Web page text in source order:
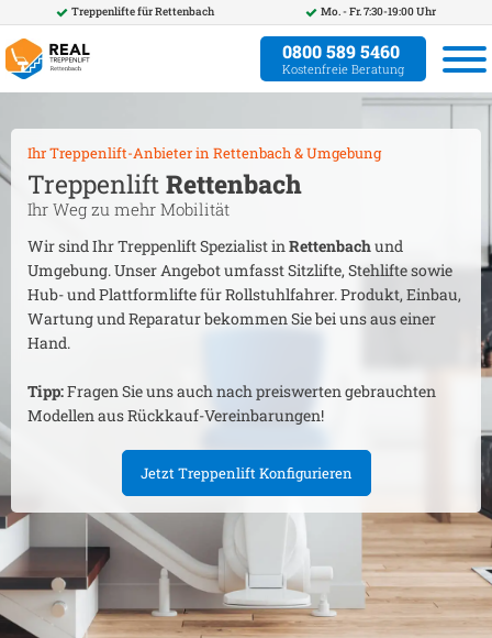
Treppenlifte fürRettenbach Mo. - Fr. 7:30-19:00 Uhr
0800 589 5460
Kostenfreie Beratung
Ihr Treppenlift-Anbieter in Rettenbach& Umgebung
Treppenlift Rettenbach
Ihr Weg zu mehr Mobilität
Wir sind Ihr Treppenlift Spezialist inRettenbachund
Umgebung. Unser Angebot umfasst Sitzlifte, Stehlifte sowie
Hub- und Plattformlifte für Rollstuhlfahrer. Produkt, Einbau,
Wartung und Reparatur bekommen Sie bei uns aus einer
Hand.
Tipp:Fragen Sie uns auch nach preiswerten gebrauchten
Modellen aus Rückkauf-Vereinbarungen!
Jetzt Treppenlift Konfigurieren